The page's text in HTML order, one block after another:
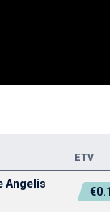
ETV
Angelis